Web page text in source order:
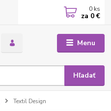
Menu
Hľadať
0 ks
za 0 €
Textil Design